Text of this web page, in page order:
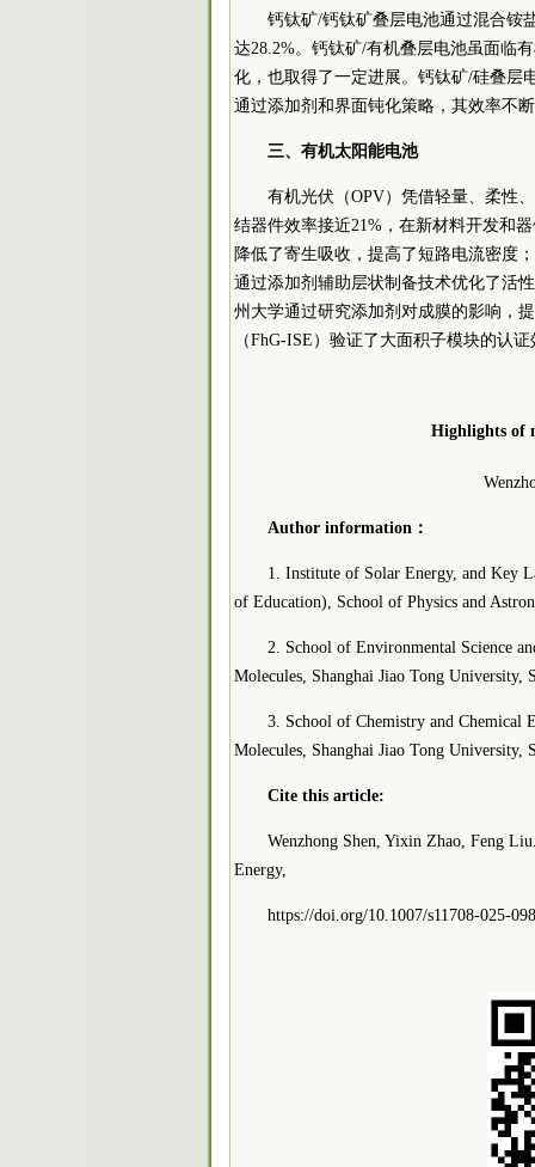
钙钛矿/钙钛矿叠层电池通过混合铵
达28.2%。钙钛矿/有机叠层电池虽面临
化，也取得了一定进展。钙钛矿/硅叠层
通过添加剂和界面钝化策略，其效率不
三、有机太阳能电池
有机光伏（OPV）凭借轻量、柔性
结器件效率接近21%，在新材料开发和
降低了寄生吸收，提高了短路电流密度
通过添加剂辅助层状制备技术优化了活
州大学通过研究添加剂对成膜的影响，
（FhG-ISE）验证了大面积子模块的认
Highlights of
Author information：
1. Institute of Solar Energy, and Key
of Education), School of Physics and
2. School of Environmental Science
Molecules, Shanghai Jiao Tong University,
3. School of Chemistry and Chemical
Molecules, Shanghai Jiao Tong University,
Cite this article:
Wenzhong Shen, Yixin Zhao, Feng
Energy,
https://doi.org/10.1007/s11708-025-